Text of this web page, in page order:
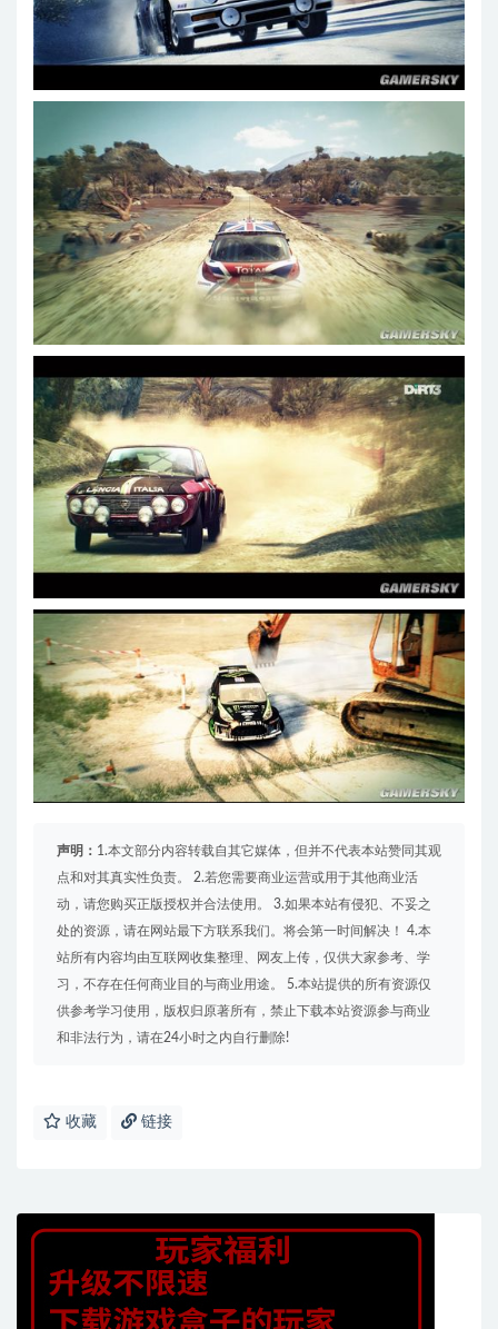
声明： 1.本文部分内容转载自其它媒体，但并不代表本站赞同其观
点和对其真实性负责。 2.若您需要商业运营或用于其他商业活
动，请您购买正版授权并合法使用。 3.如果本站有侵犯、不妥之
处的资源，请在网站最下方联系我们。将会第一时间解决！ 4.本
站所有内容均由互联网收集整理、网友上传，仅供大家参考、学
习，不存在任何商业目的与商业用途。 5.本站提供的所有资源仅
供参考学习使用，版权归原著所有，禁止下载本站资源参与商业
和非法行为，请在24小时之内自行删除!
收藏 链接